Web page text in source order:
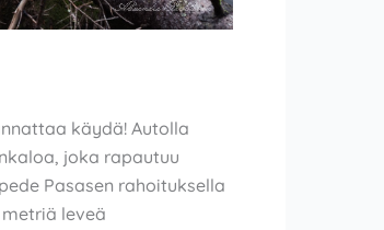
käydä! Autolla
joka rapautuu
Pasasen rahoituksella
leveä